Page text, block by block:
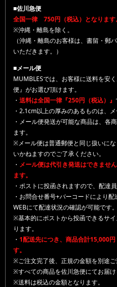
■佐川急便
全国一律 750円（税込）となります
※沖縄・離島を除く。
（沖縄・離島のお客様は、書留・郵
いただきます。）
■メール便
MUMBLESでは、お客様に送料を安
便』がお選び頂けます。
・ 送料は全国一律『250円（税込）』
・2.1cm以上の厚みのあるものは、
・メール便発送が可能な商品は、各
ます。
※メール便は普通郵便と同じ扱いに
いかねますのでご了承ください。
・ メール便は代引き発送はできませ
ます。
・ポストに投函されますので、配達
・お問合せ番号+バーコードにより
WEBにて配達状況の確認が可能です。
※基本的にポストから投函できるサ
ります。
・ 1配送先につき、商品合計15,000
す。
※ご注文完了後、正規の金額を別途ご
※すべての商品を佐川急便にてお届け
※送料は税込の金額となります。